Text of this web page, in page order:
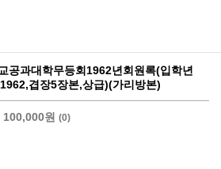
공과대학무등회1962년회원록(입학년
겹장5장본,상급)(가리방본)
100,000원 (0)